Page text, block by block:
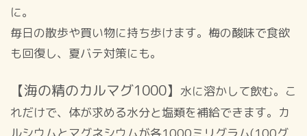
に。
毎日の散歩や買い物に持ち歩けます。梅の酸味で食欲
も回復し、夏バテ対策にも。
【海の精のカルマグ1000】 水に溶かして飲む。こ
れだけで、体が求める水分と塩類を補給できます。カ